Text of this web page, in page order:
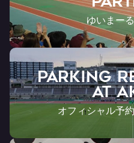
ゆいまー
PARKING
AT
オフィシャル予